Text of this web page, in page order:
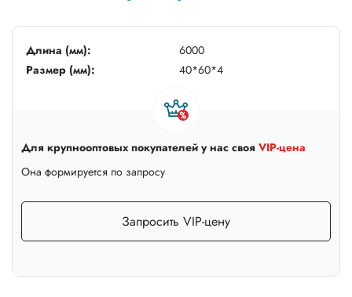
Длина (мм):
6000
Размер (мм):
40*60*4
Для крупнооптовых покупателей у нас своя VIP-цена
Она формируется по запросу
Запросить VIP-цену